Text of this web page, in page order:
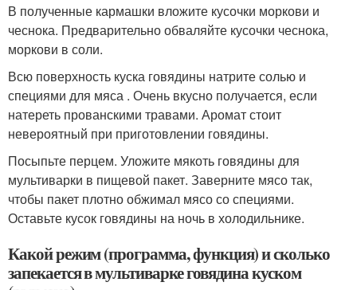
В полученные кармашки вложите кусочки моркови и
чеснока. Предварительно обваляйте кусочки чеснока,
моркови в соли.
Всю поверхность куска говядины натрите солью и
специями для мяса . Очень вкусно получается, если
натереть прованскими травами. Аромат стоит
невероятный при приготовлении говядины.
Посыпьте перцем. Уложите мякоть говядины для
мультиварки в пищевой пакет. Заверните мясо так,
чтобы пакет плотно обжимал мясо со специями.
Оставьте кусок говядины на ночь в холодильнике.
Какой режим (программа, функция) и сколько
запекается в мультиварке говядина куском